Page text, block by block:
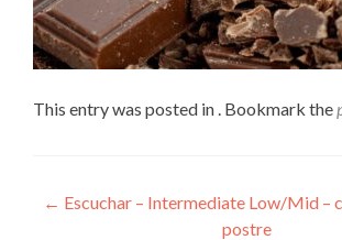
This entry was posted in . Bookmark the
Post
← Escuchar – Intermediate Low/Mid –
postre